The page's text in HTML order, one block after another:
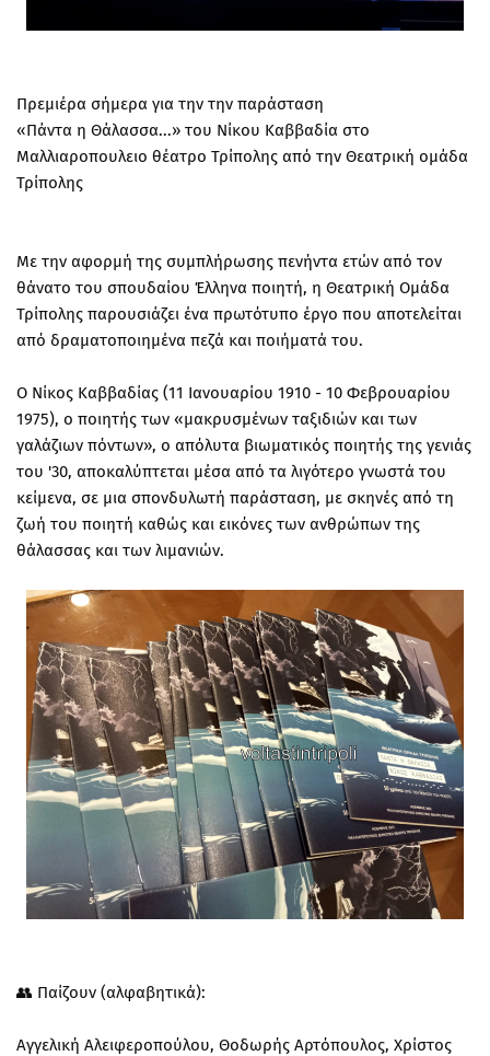
Πρεμιέρα σήμερα για την την παράσταση
«Πάντα η Θάλασσα...» του Νίκου Καββαδία στο
Μαλλιαροπουλειο θέατρο Τρίπολης από την Θεατρική ομάδα
Τρίπολης
Mε την αφορμή της συμπλήρωσης πενήντα ετών από τον
θάνατο του σπουδαίου Έλληνα ποιητή, η Θεατρική Ομάδα
Τρίπολης παρουσιάζει ένα πρωτότυπο έργο που αποτελείται
από δραματοποιημένα πεζά και ποιήματά του.
Ο Νίκος Καββαδίας (11 Ιανουαρίου 1910 - 10 Φεβρουαρίου
1975), ο ποιητής των «μακρυσμένων ταξιδιών και των
γαλάζιων πόντων», ο απόλυτα βιωματικός ποιητής της γενιάς
του '30, αποκαλύπτεται μέσα από τα λιγότερο γνωστά του
κείμενα, σε μια σπονδυλωτή παράσταση, με σκηνές από τη
ζωή του ποιητή καθώς και εικόνες των ανθρώπων της
θάλασσας και των λιμανιών.
👥 Παίζουν (αλφαβητικά):
Αγγελική Αλειφεροπούλου, Θοδωρής Αρτόπουλος, Χρίστος